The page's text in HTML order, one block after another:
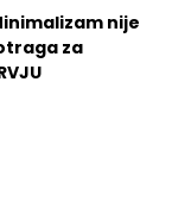
nije
za